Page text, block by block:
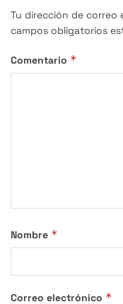
Tu dirección de correo
campos obligatorios
Comentario *
Nombre *
Correo electrónico *